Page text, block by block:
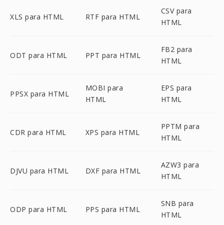
XLS para HTML RTF para HTML
CSV para
HTML
ODT para HTML PPT para HTML
FB2 para
HTML
PPSX para HTML
MOBI para
HTML
EPS para
HTML
CDR para HTML XPS para HTML
PPTM para
HTML
DJVU para HTML DXF para HTML
AZW3 para
HTML
ODP para HTML PPS para HTML
SNB para
HTML